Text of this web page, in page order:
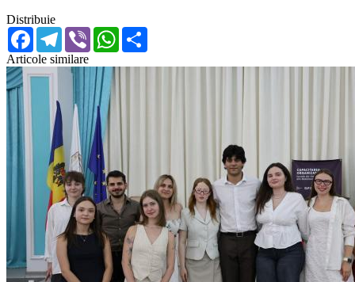
Distribuie
FacebookTelegram
Viber WhatsApp
Articole similare